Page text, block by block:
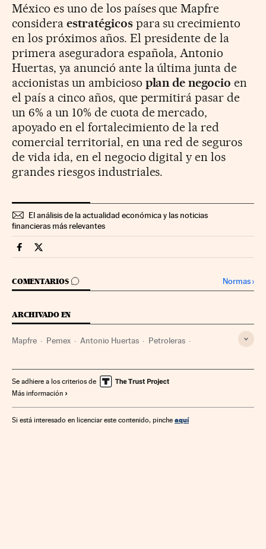
México es uno de los países que Mapfre
considera estratégicospara su crecimiento
en los próximos años. El presidente de la
primera aseguradora española, Antonio
Huertas, ya anunció ante la última junta de
accionistas un ambicioso plan de negocio en
el país a cinco años, que permitirá pasar de
un 6% a un 10% de cuota de mercado,
apoyado en el fortalecimiento de la red
comercial territorial, en una red de seguros
de vida ida, en el negocio digital y en los
grandes riesgos industriales.
El análisis de la actualidad económica y las noticias
financieras más relevantes
Mercados Financieros Cinco Días en Facebook
Mercados Financieros Cinco Días en Twitter
COMENTARIOS
IR A LOS COMENTARIOS Normas›
ARCHIVADO EN
Mapfre Pemex Antonio Huertas Petroleras
Combustibles Empresas Energía no renovable
Se adhiere a los criterios de
Más información
Si está interesado en licenciar este contenido, pinche aquí